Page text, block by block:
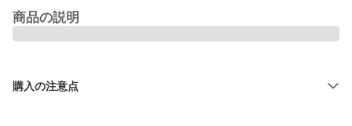
商品の説明
購入の注意点